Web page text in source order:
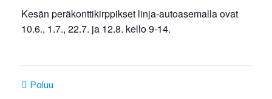
Kesän peräkonttikirppikset linja-autoasemalla ovat
10.6., 1.7., 22.7. ja 12.8. kello 9-14.
Paluu